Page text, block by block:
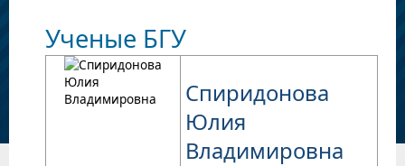
Ученые БГУ
Спиридонова
Юлия
Владимировна